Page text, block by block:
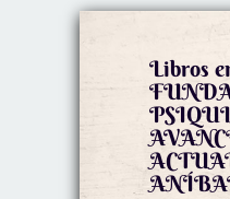
Libros
ACTUALES